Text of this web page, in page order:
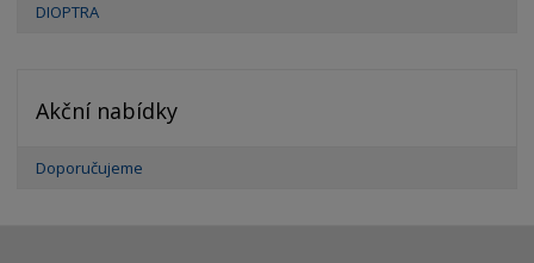
DIOPTRA
Akční nabídky
Doporučujeme